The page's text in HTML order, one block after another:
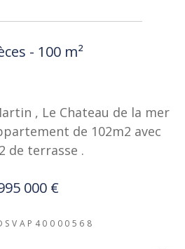
- 100 m²
, Le Chateau de la mer
de 102m2 avec
de terrasse .
000 €